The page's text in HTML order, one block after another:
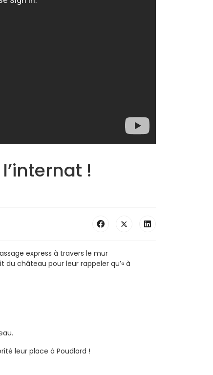
!
express à travers le mur
du château pour leur rappeler qu’« à
leur place à Poudlard !